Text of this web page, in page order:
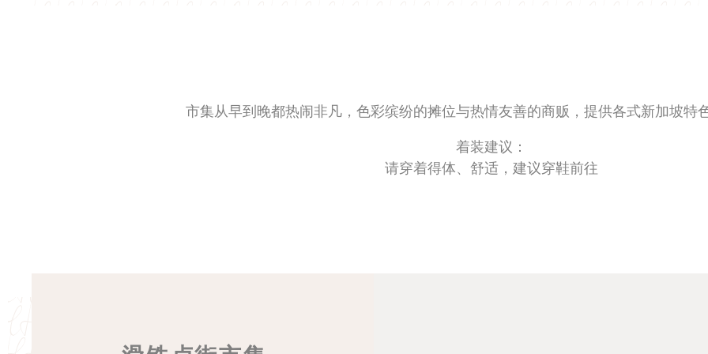
市集从早到晚都热闹非凡，色彩缤纷的摊位与热情友善的商贩，提供各式新加坡特
着装建议：
请穿着得体、舒适，建议穿鞋前往